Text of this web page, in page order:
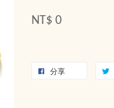
NT$ 0
分享